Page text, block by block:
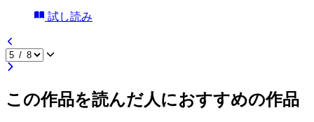
試し読み
この作品を読んだ人におすすめの作品